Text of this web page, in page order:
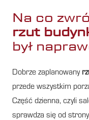
Na co
rzut
był
Dobrze zaplanowany
przede wszystkim
Część dzienna, czyli
sprawdza się od